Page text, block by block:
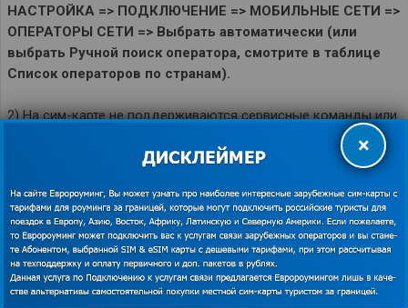
НАСТРОЙКА => ПОДКЛЮЧЕНИЕ => МОБИЛЬНЫЕ СЕТИ =>
ОПЕРАТОРЫ СЕТИ => Выбрать автоматически (или
выбрать Ручной поиск оператора, смотрите в таблице
Список операторов по странам).
2) На сим-карте не поддерживаются сервисные команды или
USSD-команды, поэтому чтобы узнать сколько потрачено ГБ
из пакета и остаток трафика рекомендуем в начале
использования сделать СКРИНШОТ страницы в вашем
смартфоне об использовании данных, чтобы потом,
просматривая эту стр. видеть количество использованного
трафика.
Как выбрать TourSIM для передачи данных в
×